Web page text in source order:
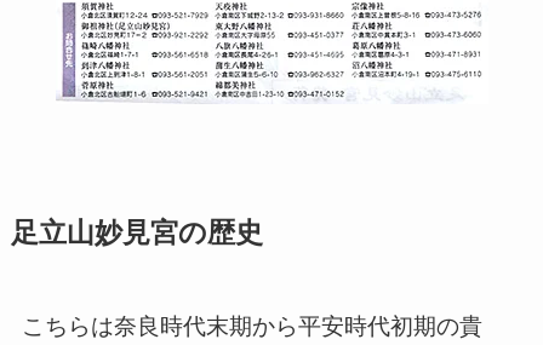
足立山妙見宮の歴史
こちらは奈良時代末期から平安時代初期の貴